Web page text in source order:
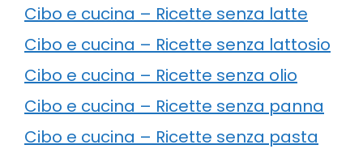
Cibo e cucina – Ricette senza latte
Cibo e cucina – Ricette senza lattosio
Cibo e cucina – Ricette senza olio
Cibo e cucina – Ricette senza panna
Cibo e cucina – Ricette senza pasta